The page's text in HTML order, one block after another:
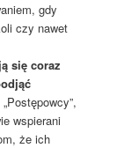
gdy
czy nawet
się coraz
„Postępowcy”,
wspierani
że ich